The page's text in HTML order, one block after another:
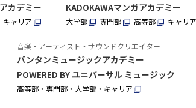
カデミー
キャリア
KADOKAWAマンガアカデミー
大学部 専門部 高等部 キャリア
音楽・アーティスト・サウンドクリエイター
バンタンミュージックアカデミー
POWERED BY ユニバーサル ミュージック
高等部・専門部・大学部・キャリア